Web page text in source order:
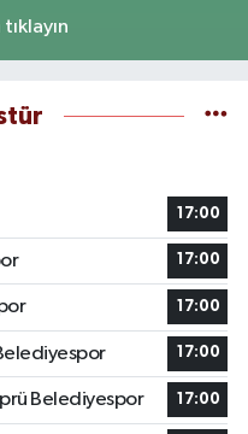
17:00
17:00
17:00
17:00
Belediyespor 17:00